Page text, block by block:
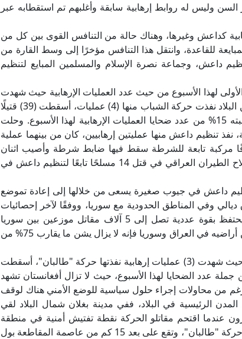
وليس له روابط إرهابية سابقة وأغلبهم تم استقطابه عبر
كداعش وغيرها، وهناك حالة من التنافس القوى بين كل من
للقاعدة، وانتقل هذا التنافس مؤخرًا إلى وسط القارة من
داعش، وجماعة نصرة الإسلام والمسلمين المبايع لتنظيم
لهذا الأسبوع من حيث عدد العمليات الإرهابية حيث شهدت
البلاد (5) عمليات إرهابية ضربت مناطق متفرقة من البلاد نفذت حركة الشباب منها (4) عمليات، أسقطت (39) قتيلًا
و(10) مصابين واختطفت (20) شخصًا، بما يمثل نسبته 15% من عدد ضحايا العمليات الإرهابية لهذا الأسبوع. وحلت
بواقع (4) عمليات إرهابية، نفذ تنظيم داعش منها عمليتين إرهابيين، كان من بينهما عملية
مركبة تابعة للشرطة سقط فيها ضابط شرطة وأصيب اثنان
بجروح، حيث تأتي هذه العملية بعد أيام من نجاح سلاح الطيران العراقي في قتل 14 مسلحًا تابعًا لتنظيم داعش في
داعش في جيوب صغيرة يسعى من خلالها إلى إعادة تموضع
وفي المناطق الحدودية مع سوريا، ووفقًا لآخر إحصائيات
أجهزة الاستخبارات العراقية فإن التنظيم لا يزال يحتفظ بقوة عددية تصل إلى 5 آلاف مقاتل موزعين بين سوريا
والعراق، وعلى الرغم من أن التنظيم فقد الكثير من أراضيه في العراق وسوريا فإنه لا يزال يشن ما يقارب 75% من
وجاءت أفغانستان في المرتبة الثالثة على المؤشر حيث شهدت (3) عمليات إرهابية نفذتها حركة "طالبان"، أسقطت
بين قتيل وجريح بما نسبته 25%، من جملة عدد الضحايا لهذا الأسبوع، حيث لا تزال أفغانستان تشهد
من محاولات إجراء حلول سياسية للوضع الأمني هناك لوقف
الرئيسية في البلاد، ففي مدينة بغلان شمال البلاد لقي
عندما اقتحم مقاتلو الحركة نقطة تفتيش أمنية في منطقة
بغلان المركزية التي تعد مركزًا هامًّا لانتشار عناصر حركة "طالبان"، وتقع على بعد 15 كم من عاصمة المقاطعة بول